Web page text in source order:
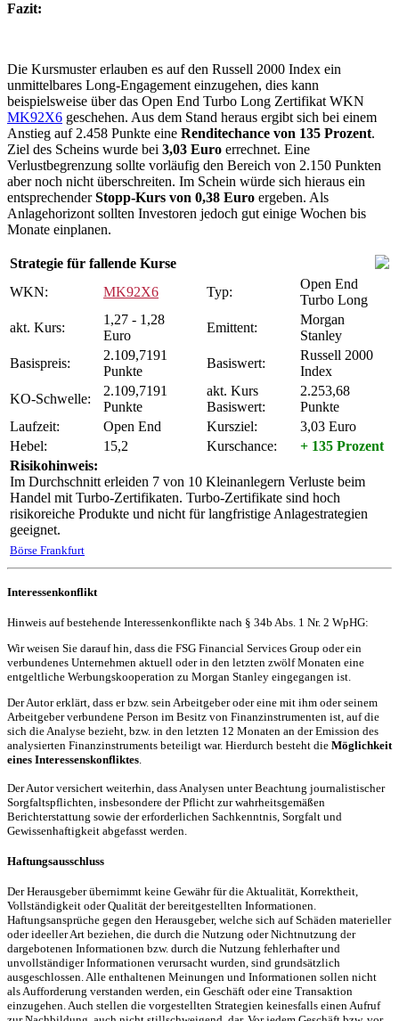
Fazit:
Die Kursmuster erlauben es auf den Russell 2000 Index ein
unmittelbares Long-Engagement einzugehen, dies kann
beispielsweise über das Open End Turbo Long Zertifikat WKN
MK92X6 geschehen. Aus dem Stand heraus ergibt sich bei einem
Anstieg auf 2.458 Punkte eine Renditechance von 135 Prozent.
Ziel des Scheins wurde bei 3,03 Euro errechnet. Eine
Verlustbegrenzung sollte vorläufig den Bereich von 2.150 Punkten
aber noch nicht überschreiten. Im Schein würde sich hieraus ein
entsprechenderStopp-Kurs von 0,38 Euro ergeben. Als
Anlagehorizont sollten Investoren jedoch gut einige Wochen bis
Monate einplanen.
Strategie für fallende Kurse
WKN:
MK92X6 Typ:
Open End
Turbo Long
akt. Kurs:
1,27 - 1,28
Euro
Emittent:
Morgan
Stanley
Basispreis:
2.109,7191
Punkte
Basiswert:
Russell 2000
Index
KO-Schwelle:
2.109,7191
Punkte
akt. Kurs
Basiswert:
2.253,68
Punkte
Laufzeit:
Open End Kursziel:
3,03 Euro
Hebel:
15,2 Kurschance:
+ 135 Prozent
Risikohinweis:
Im Durchschnitt erleiden 7 von 10 Kleinanlegern Verluste beim
Handel mit Turbo-Zertifikaten. Turbo-Zertifikate sind hoch
risikoreiche Produkte und nicht für langfristige Anlagestrategien
geeignet.
Börse Frankfurt
Interessenkonflikt
Hinweis auf bestehende Interessenkonflikte nach § 34b Abs. 1 Nr. 2 WpHG:
Wir weisen Sie darauf hin, dass die FSG Financial Services Group oder ein
verbundenes Unternehmen aktuell oder in den letzten zwölf Monaten eine
entgeltliche Werbungskooperation zu Morgan Stanley eingegangen ist.
Der Autor erklärt, dass er bzw. sein Arbeitgeber oder eine mit ihm oder seinem
Arbeitgeber verbundene Person im Besitz von Finanzinstrumenten ist, auf die
sich die Analyse bezieht, bzw. in den letzten 12 Monaten an der Emission des
analysierten Finanzinstruments beteiligt war. Hierdurch besteht die Möglichkeit
eines Interessenskonfliktes.
Der Autor versichert weiterhin, dass Analysen unter Beachtung journalistischer
Sorgfaltspflichten, insbesondere der Pflicht zur wahrheitsgemäßen
Berichterstattung sowie der erforderlichen Sachkenntnis, Sorgfalt und
Gewissenhaftigkeit abgefasst werden.
Haftungsausschluss
Der Herausgeber übernimmt keine Gewähr für die Aktualität, Korrektheit,
Vollständigkeit oder Qualität der bereitgestellten Informationen.
Haftungsansprüche gegen den Herausgeber, welche sich auf Schäden materieller
oder ideeller Art beziehen, die durch die Nutzung oder Nichtnutzung der
dargebotenen Informationen bzw. durch die Nutzung fehlerhafter und
unvollständiger Informationen verursacht wurden, sind grundsätzlich
ausgeschlossen. Alle enthaltenen Meinungen und Informationen sollen nicht
als Aufforderung verstanden werden, ein Geschäft oder eine Transaktion
einzugehen. Auch stellen die vorgestellten Strategien keinesfalls einen Aufruf